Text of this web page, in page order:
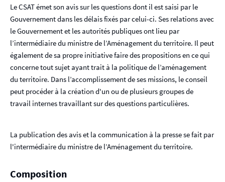
Le CSAT émet son avis sur les questions dont il est saisi par le
Gouvernement dans les délais fixés par celui-ci. Ses relations avec
le Gouvernement et les autorités publiques ont lieu par
l’intermédiaire du ministre de l’Aménagement du territoire. Il peut
également de sa propre initiative faire des propositions en ce qui
concerne tout sujet ayant trait à la politique de l’aménagement
du territoire. Dans l’accomplissement de ses missions, le conseil
peut procéder à la création d'un ou de plusieurs groupes de
travail internes travaillant sur des questions particulières.
La publication des avis et la communication à la presse se fait par
l'intermédiaire du ministre de l’Aménagement du territoire.
Composition